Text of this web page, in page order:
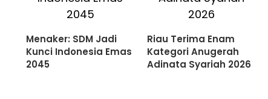
Menaker: SDM Jadi
Kunci Indonesia Emas
2045
Riau Terima Enam
Kategori Anugerah
Adinata Syariah 2026